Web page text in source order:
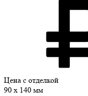
Цена с отделкой
90 x 140 мм